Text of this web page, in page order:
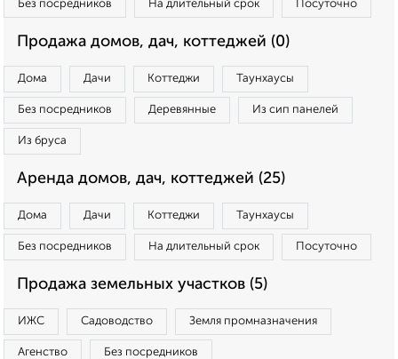
Без посредников На длительный срок Посуточно
Продажа домов, дач, коттеджей (0)
Дома Дачи Коттеджи Таунхаусы
Без посредников Деревянные Из сип панелей
Из бруса
Аренда домов, дач, коттеджей (25)
Дома Дачи Коттеджи Таунхаусы
Без посредников На длительный срок Посуточно
Продажа земельных участков (5)
ИЖС Садоводство Земля промназначения
Агенство Без посредников